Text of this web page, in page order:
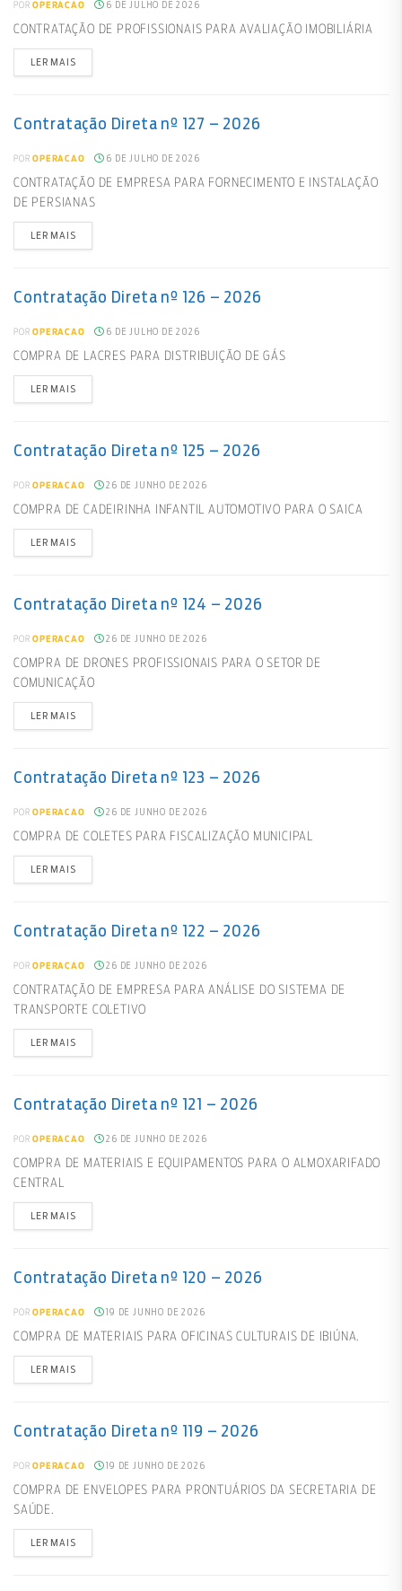
POR OPERACAO 6 DE JULHO DE 2026
CONTRATAÇÃO DE PROFISSIONAIS PARA AVALIAÇÃO IMOBILIÁRIA
LER MAIS
Contratação Direta nº 127 – 2026
POR OPERACAO 6 DE JULHO DE 2026
CONTRATAÇÃO DE EMPRESA PARA FORNECIMENTO E INSTALAÇÃO
DE PERSIANAS
LER MAIS
Contratação Direta nº 126 – 2026
POR OPERACAO 6 DE JULHO DE 2026
COMPRA DE LACRES PARA DISTRIBUIÇÃO DE GÁS
LER MAIS
Contratação Direta nº 125 – 2026
POR OPERACAO 26 DE JUNHO DE 2026
COMPRA DE CADEIRINHA INFANTIL AUTOMOTIVO PARA O SAICA
LER MAIS
Contratação Direta nº 124 – 2026
POR OPERACAO 26 DE JUNHO DE 2026
COMPRA DE DRONES PROFISSIONAIS PARA O SETOR DE
COMUNICAÇÃO
LER MAIS
Contratação Direta nº 123 – 2026
POR OPERACAO 26 DE JUNHO DE 2026
COMPRA DE COLETES PARA FISCALIZAÇÃO MUNICIPAL
LER MAIS
Contratação Direta nº 122 – 2026
POR OPERACAO 26 DE JUNHO DE 2026
CONTRATAÇÃO DE EMPRESA PARA ANÁLISE DO SISTEMA DE
TRANSPORTE COLETIVO
LER MAIS
Contratação Direta nº 121 – 2026
POR OPERACAO 26 DE JUNHO DE 2026
COMPRA DE MATERIAIS E EQUIPAMENTOS PARA O ALMOXARIFADO
CENTRAL
LER MAIS
Contratação Direta nº 120 – 2026
POR OPERACAO 19 DE JUNHO DE 2026
COMPRA DE MATERIAIS PARA OFICINAS CULTURAIS DE IBIÚNA.
LER MAIS
Contratação Direta nº 119 – 2026
POR OPERACAO 19 DE JUNHO DE 2026
COMPRA DE ENVELOPES PARA PRONTUÁRIOS DA SECRETARIA DE
SAÚDE.
LER MAIS